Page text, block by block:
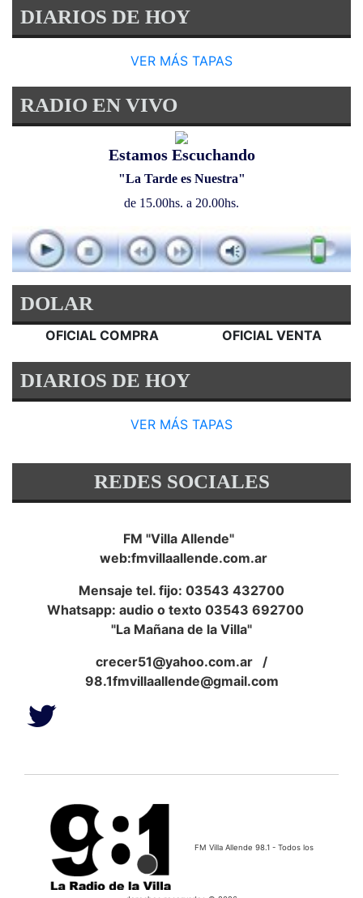
DIARIOS DE HOY
VER MÁS TAPAS
RADIO EN VIVO
Estamos Escuchando
"La Tarde es Nuestra"
de 15.00hs. a 20.00hs.
DOLAR
OFICIAL COMPRA OFICIAL VENTA
DIARIOS DE HOY
VER MÁS TAPAS
REDES SOCIALES
FM "Villa Allende"
web:fmvillaallende.com.ar
Mensaje tel. fijo: 03543 432700
Whatsapp: audio o texto 03543 692700
"La Mañana de la Villa"
crecer51@yahoo.com.ar /
98.1fmvillaallende@gmail.com
FM Villa Allende 98.1 - Todos los